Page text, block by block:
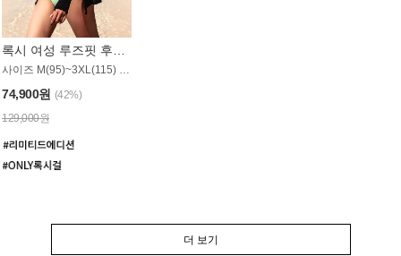
록시 여성 루즈핏 후드 래쉬가드 WT900BRX
사이즈 M(95)~3XL(115) / 롱기장 타입
74,900원 (42%)
129,000원
더 보기